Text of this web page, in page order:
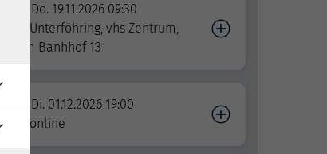
Do. 19.11.2026 09:30
Unterföhring, vhs Zentrum,
Am Banhhof 13
Di. 01.12.2026 19:00
online